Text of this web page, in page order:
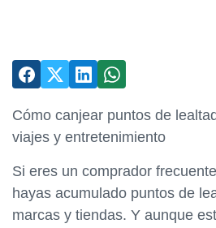
Cómo canjear puntos de
viajes y entretenimiento
Si eres un comprador
hayas acumulado puntos de
marcas y tiendas. Y aunque